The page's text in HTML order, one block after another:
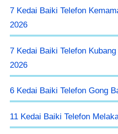
7 Kedai Baiki Telefon
2026
7 Kedai Baiki Telefon
2026
6 Kedai Baiki Telefon Gong
11 Kedai Baiki Telefon